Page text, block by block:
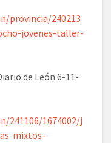
provincia/240213
jovenes-taller-
de León 6-11-
241106/1674002/j
mixtos-